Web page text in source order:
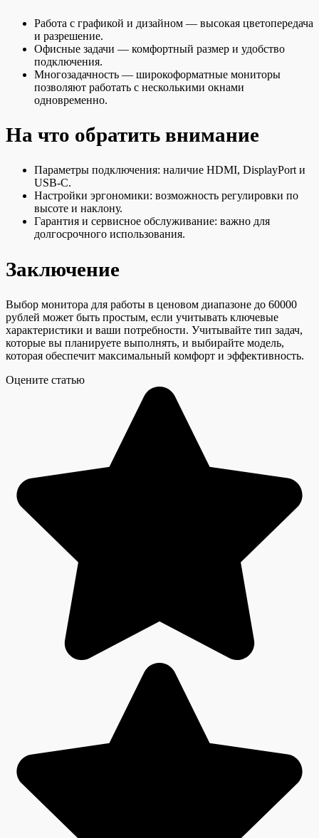
Работа с графикой и дизайном — высокая цветопередача
и разрешение.
Офисные задачи — комфортный размер и удобство
подключения.
Многозадачность — широкоформатные мониторы
позволяют работать с несколькими окнами
одновременно.
На что обратить внимание
Параметры подключения: наличие HDMI, DisplayPort и
USB-C.
Настройки эргономики: возможность регулировки по
высоте и наклону.
Гарантия и сервисное обслуживание: важно для
долгосрочного использования.
Заключение
Выбор монитора для работы в ценовом диапазоне до 60000
рублей может быть простым, если учитывать ключевые
характеристики и ваши потребности. Учитывайте тип задач,
которые вы планируете выполнять, и выбирайте модель,
которая обеспечит максимальный комфорт и эффективность.
Оцените статью